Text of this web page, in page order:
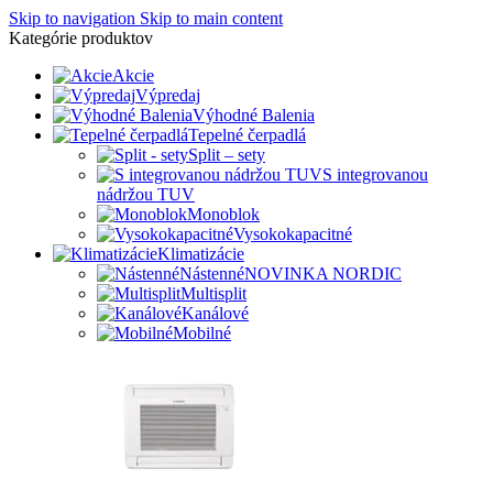
Skip to navigation Skip to main content
Kategórie produktov
Akcie
Výpredaj
Výhodné Balenia
Tepelné čerpadlá
Split – sety
S integrovanou
nádržou TUV
Monoblok
Vysokokapacitné
Klimatizácie
NástennéNOVINKA NORDIC
Multisplit
Kanálové
Mobilné